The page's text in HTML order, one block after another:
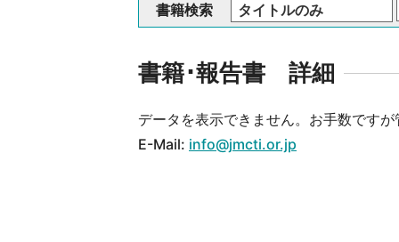
書籍検索
書籍･報告書 詳細
データを表示できません。お手数です
E-Mail: info@jmcti.or.jp